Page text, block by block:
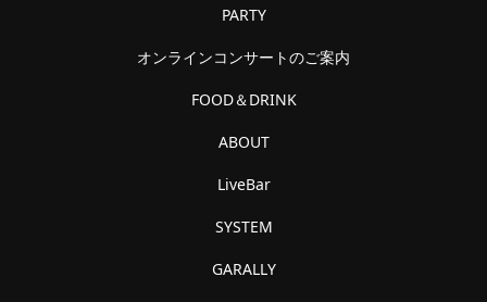
PARTY
オンラインコンサートのご案内
FOOD＆DRINK
ABOUT
LiveBar
SYSTEM
GARALLY